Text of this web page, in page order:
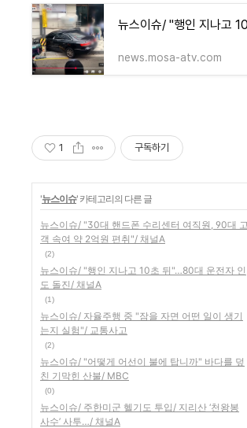
news.mosa-atv.com
1 구독하기
'뉴스이슈' 카테고리의 다른 글
뉴스이슈/ "30대 핸드폰 수리센터 여직원, 90대 고
객 속여 약 2억원 편취"/ 채널A
(2)
뉴스이슈/ "행인 지나고 10초 뒤"…80대 운전자 인
도 돌진/ 채널A
(1)
뉴스이슈/ 자율주행 중 "잠을 자면 어떤 일이 생기
는지 실험"/ 교통사고
(2)
뉴스이슈/ "어떻게 어선이 불에 탑니까" 바다를 덮
친 기막힌 산불/ MBC
(0)
뉴스이슈/ 주한미군 헬기도 투입/ 지리산 ‘천왕봉
사수’ 사투…/ 채널A